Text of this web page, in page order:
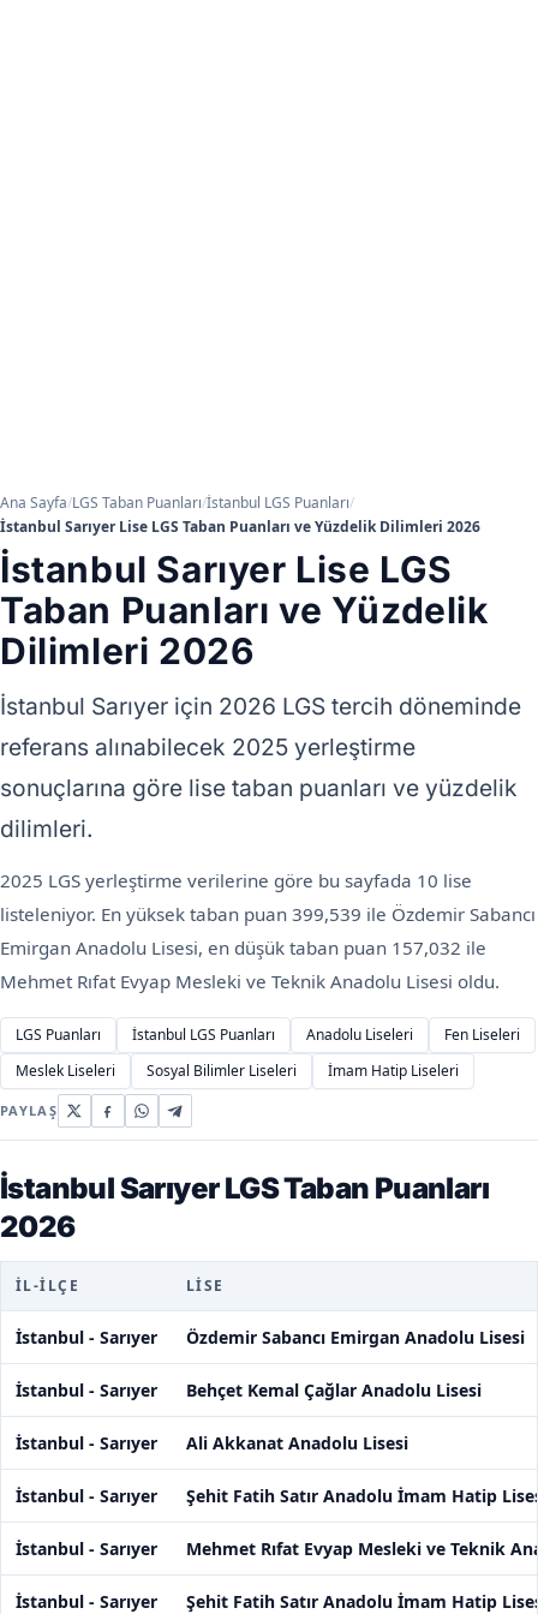
Ana Sayfa/LGS Taban Puanları/İstanbul LGS Puanları/
İstanbul Sarıyer Lise LGS Taban Puanları ve Yüzdelik Dilimleri 2026
İstanbul Sarıyer Lise LGS
Taban Puanları ve Yüzdelik
Dilimleri 2026
İstanbul Sarıyer için 2026 LGS tercih döneminde
referans alınabilecek 2025 yerleştirme
sonuçlarına göre lise taban puanları ve yüzdelik
dilimleri.
2025 LGS yerleştirme verilerine göre bu sayfada 10 lise
listeleniyor. En yüksek taban puan 399,539 ile Özdemir Sabancı
Emirgan Anadolu Lisesi, en düşük taban puan 157,032 ile
Mehmet Rıfat Evyap Mesleki ve Teknik Anadolu Lisesi oldu.
LGS Puanları İstanbul LGS Puanları Anadolu Liseleri
Fen Liseleri
Meslek Liseleri
Sosyal Bilimler Liseleri İmam Hatip Liseleri
PAYLAŞ
İstanbul Sarıyer LGS Taban Puanları
2026
İL-İLÇE LISE
İstanbul - Sarıyer Özdemir Sabancı Emirgan Anadolu Lisesi
İstanbul - Sarıyer Behçet Kemal Çağlar Anadolu Lisesi
İstanbul - Sarıyer Ali Akkanat Anadolu Lisesi
İstanbul - Sarıyer Şehit Fatih Satır Anadolu İmam Hatip
İstanbul - Sarıyer Mehmet Rıfat Evyap Mesleki ve Teknik
İstanbul - Sarıyer Şehit Fatih Satır Anadolu İmam Hatip